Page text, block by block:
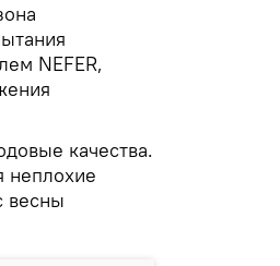
NEFER,
качества.
неплохие
весны